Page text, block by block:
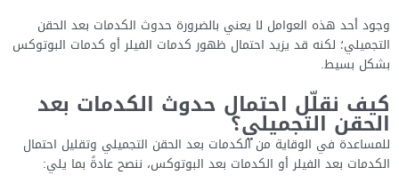
وجود أحد هذه العوامل لا يعني بالضرورة حدوث الكدمات بعد الحقن
التجميلي؛ لكنه قد يزيد احتمال ظهور كدمات الفيلر أو كدمات البوتوكس
بشكل بسيط.
كيف نقلّل احتمال حدوث الكدمات بعد
الحقن التجميلي؟
للمساعدة في الوقاية من الكدمات بعد الحقن التجميلي وتقليل احتمال
الكدمات بعد الفيلر أو الكدمات بعد البوتوكس، ننصح عادةً بما يلي: